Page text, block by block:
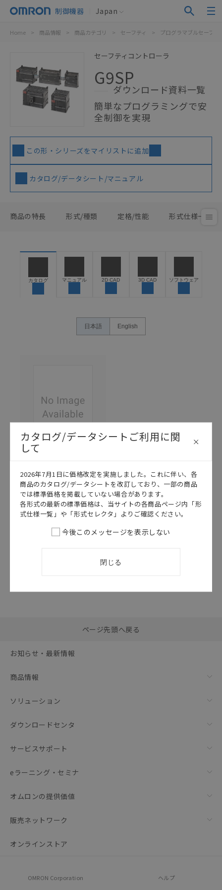
制御機器 Japan
Home > 商品情報 > 商品カテゴリ > セーフティ > プログラマブルセーフテ
セーフティコントローラ
G9SP
ダウンロード資料一覧
簡単なプログラミングで安
全制御を実現
この形・シリーズをマイリストに追加
カタログ/データシート/マニュアル
商品の特長 形式/種類 定格/性能 形式仕様一覧
カタログ マニュアル 2D CAD 3D CAD ソフトウェア
日本語 English
カタログ 日本語
SGFM-053Z
G9SPシリーズ
カタログ
括ダウンロード
ページ先頭へ戻る
お知らせ・最新情報
商品情報
ソリューション
ダウンロードセンタ
サービスサポート
eラーニング・セミナ
オムロンの提供価値
販売ネットワーク
オンラインストア
OMRON Corporation ヘルプ
カタログ/データシートご利用に関
して
2026年7月1日に価格改定を実施しました。これに伴い、各
商品のカタログ/データシートを改訂しており、一部の商品
では標準価格を掲載していない場合があります。
各形式の最新の標準価格は、当サイトの各商品ページ内「形
式仕様一覧」や「形式セレクタ」よりご確認ください。
今後このメッセージを表示しない
閉じる